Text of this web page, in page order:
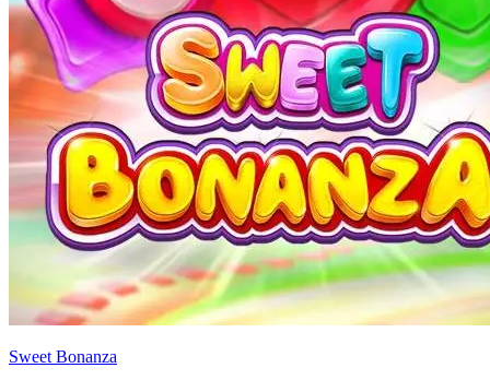
Sweet Bonanza